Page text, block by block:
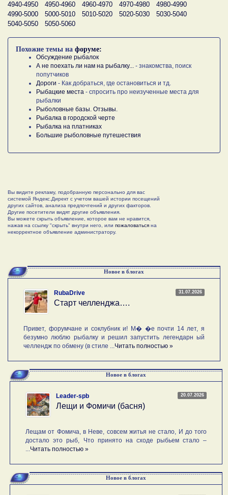
4940-4950
4950-4960 4960-4970 4970-4980
4980-4990
4990-5000
5000-5010 5010-5020 5020-5030
5030-5040
5040-5050
5050-5060
Похожие темы на форуме:
Обсуждение рыбалок
А не поехать ли нам на рыбалку... - знакомства, поиск
попутчиков
Дороги - Как добраться, где остановиться и тд.
Рыбацкие места - спросить про неизученные места для
рыбалки
Рыболовные базы. Отзывы.
Рыбалка в городской черте
Рыбалка на платниках
Большие рыболовные путешествия
Вы видите рекламу, подобранную персонально для вас
системой Яндекс.Директ с учетом вашей истории посещений
других сайтов, анализа предпочтений и других факторов.
Другие посетители видят другие объявления.
Вы можете скрыть объявление, которое вам не нравится,
нажав на ссылку "скрыть" внутри него, или пожаловаться на
некорректное объявление администратору.
Новое в блогах
31.07.2026
RubaDrive
Старт челленджа….
Привет, форумчане и соклубник и! М� �е почти 14 лет, я
безумно люблю рыбалку и решил запустить легендарн ый
челлендж по обмену (в стиле ...Читать полностью »
Новое в блогах
20.07.2026
Leader-spb
Лещи и Фомичи (басня)
Лещам от Фомича, в Неве, совсем житья не стало, И до того
достало это рыб, Что принято на сходе рыбьем стало –
...Читать полностью »
Новое в блогах